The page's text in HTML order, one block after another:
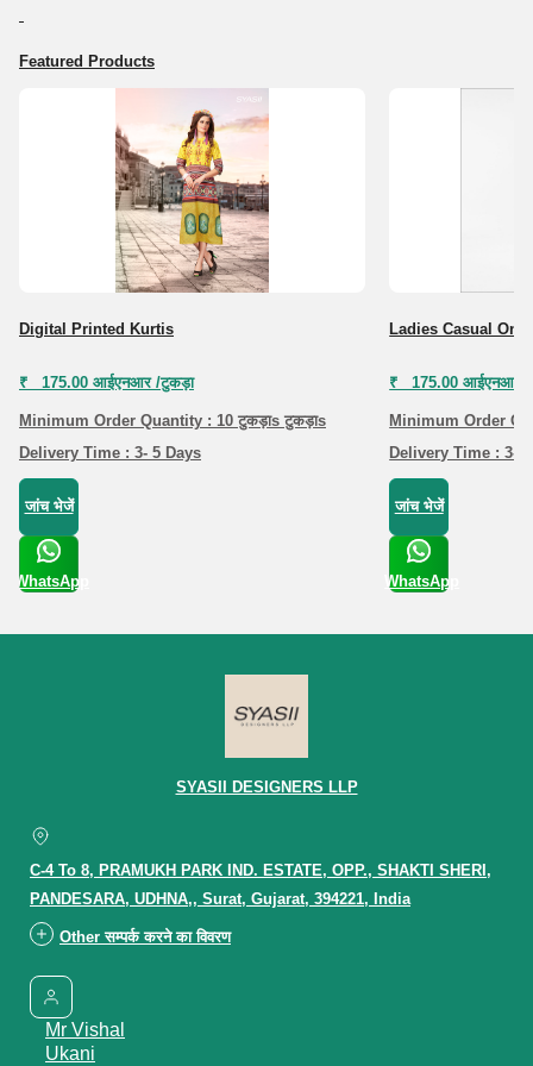
Featured Products
Digital Printed Kurtis
₹ 175.00 आईएनआर /टुकड़ा
Minimum Order Quantity : 10 टुकड़ाs टुकड़ाs
Delivery Time : 3- 5 Days
जांच भेजें
WhatsApp
Ladies Casual One
₹ 175.00 आईएनआर /
Minimum Order
Delivery Time : 3-5
जांच भेजें
WhatsApp
SYASII DESIGNERS LLP
C-4 To 8, PRAMUKH PARK IND. ESTATE, OPP., SHAKTI SHERI,
PANDESARA, UDHNA,, Surat, Gujarat, 394221, India
Other सम्पर्क करने का विवरण
Mr Vishal
Ukani